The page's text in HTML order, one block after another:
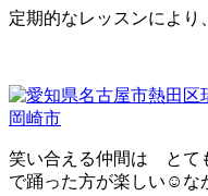
定期的なレッスンにより
笑い合える仲間は とて
で踊った方が楽しい☺️な